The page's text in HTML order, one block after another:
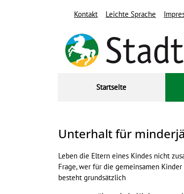
Zum Hauptinhalt springen
Kontakt
Leichte Sprache
Startseite
Unterhalt für
Kurzbeschreibung
Leben die Eltern eines Kindes nicht
Frage, wer für die gemeinsamen
besteht grundsätzlich